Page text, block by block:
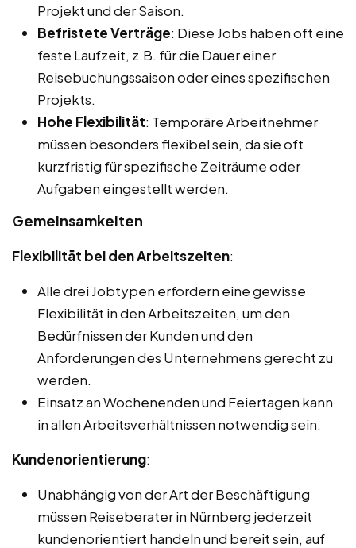
Projekt und der Saison.
Befristete Verträge: Diese Jobs haben oft eine
feste Laufzeit, z.B. für die Dauer einer
Reisebuchungssaison oder eines spezifischen
Projekts.
Hohe Flexibilität: Temporäre Arbeitnehmer
müssen besonders flexibel sein, da sie oft
kurzfristig für spezifische Zeiträume oder
Aufgaben eingestellt werden.
Gemeinsamkeiten
Flexibilität bei den Arbeitszeiten:
Alle drei Jobtypen erfordern eine gewisse
Flexibilität in den Arbeitszeiten, um den
Bedürfnissen der Kunden und den
Anforderungen des Unternehmens gerecht zu
werden.
Einsatz an Wochenenden und Feiertagen kann
in allen Arbeitsverhältnissen notwendig sein.
Kundenorientierung:
Unabhängig von der Art der Beschäftigung
müssen Reiseberater in Nürnberg jederzeit
kundenorientiert handeln und bereit sein, auf